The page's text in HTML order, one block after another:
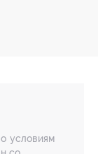
условиям